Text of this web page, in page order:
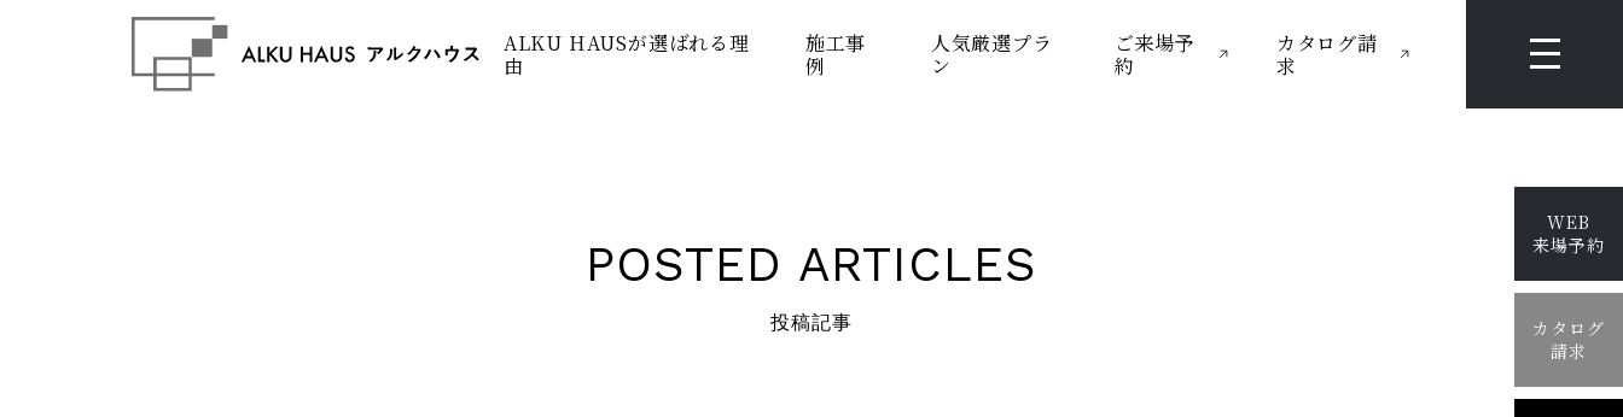
ALKU HAUSが選ばれる理
由
施工事
例
人気厳選プラ
ン
ご来場予
約
カタログ請
求
POSTED ARTICLES
投稿記事
WEB
来場予約
カタログ
請求